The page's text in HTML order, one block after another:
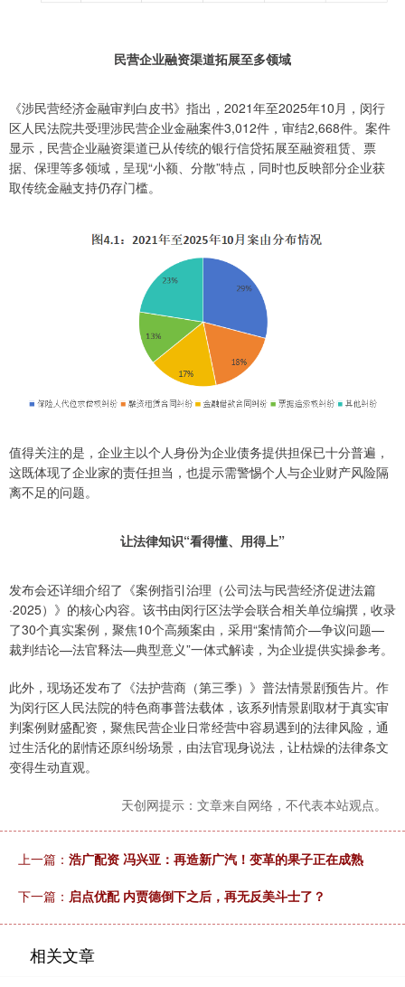
民营企业融资渠道拓展至多领域
《涉民营经济金融审判白皮书》指出，2021年至2025年10月，闵行
区人民法院共受理涉民营企业金融案件3,012件，审结2,668件。案件
显示，民营企业融资渠道已从传统的银行信贷拓展至融资租赁、票
据、保理等多领域，呈现“小额、分散”特点，同时也反映部分企业获
取传统金融支持仍存门槛。
值得关注的是，企业主以个人身份为企业债务提供担保已十分普遍，
这既体现了企业家的责任担当，也提示需警惕个人与企业财产风险隔
离不足的问题。
让法律知识“看得懂、用得上”
发布会还详细介绍了《案例指引治理（公司法与民营经济促进法篇
·2025）》的核心内容。该书由闵行区法学会联合相关单位编撰，收录
了30个真实案例，聚焦10个高频案由，采用“案情简介—争议问题—
裁判结论—法官释法—典型意义”一体式解读，为企业提供实操参考。
此外，现场还发布了《法护营商（第三季）》普法情景剧预告片。作
为闵行区人民法院的特色商事普法载体，该系列情景剧取材于真实审
判案例财盛配资，聚焦民营企业日常经营中容易遇到的法律风险，通
过生活化的剧情还原纠纷场景，由法官现身说法，让枯燥的法律条文
变得生动直观。
天创网提示：文章来自网络，不代表本站观点。
上一篇： 浩广配资 冯兴亚：再造新广汽！变革的果子正在成熟
下一篇： 启点优配 内贾德倒下之后，再无反美斗士了？
相关文章